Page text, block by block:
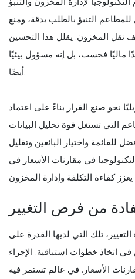
التنبؤ بالطلب بدقة، ومنع
نقل المخزون. يقلل هذا التحسين
ماليًا فحسب، بل إنه مسؤول بيئيًا
أيضًا.
نحو صنع القرار بناءً على اعتماد
التي تستغل قوة تحليل البيانات
واختيار البائعين وتقليل
في مقارنات الأسعار في
من فرص التغيير
التغيير، تلك التي لديها القدرة على
في اتخاذ خطوات استباقية. الإجراء
الأسعار. في عالم تستمر فيه